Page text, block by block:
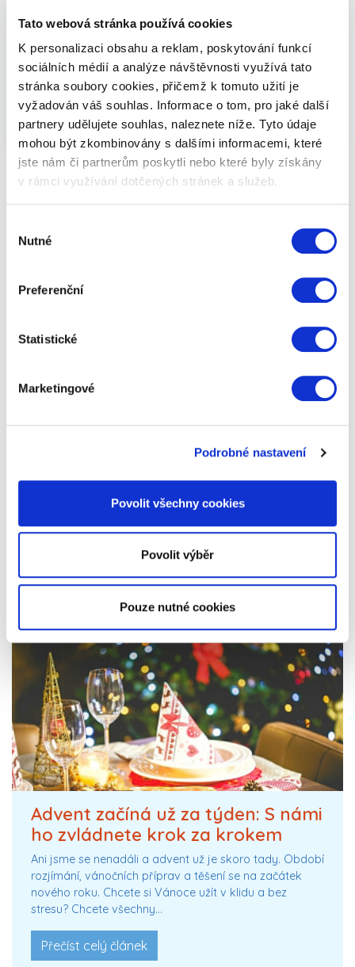
Tato webová stránka používá cookies
K personalizaci obsahu a reklam, poskytování funkcí
sociálních médií a analýze návštěvnosti využívá tato
stránka soubory cookies, přičemž k tomuto užití je
vyžadován váš souhlas. Informace o tom, pro jaké další
partnery udělujete souhlas, naleznete níže. Tyto údaje
mohou být zkombinovány s dalšími informacemi, které
jste nám či partnerům poskytli nebo které byly získány
v rámci využívání dotčených stránek a služeb.
souhlasu
Nutné
Preferenční
Statistické
Marketingové
Podrobné nastavení
Povolit všechny cookies
Povolit výběr
Pouze nutné cookies
Dárkový balíček pro dámy
499 Kč Zobrazit
jejich výroby! Poradíme, komu jaký vlastnoruční
Přečíst celý článek
Advent začíná už za týden: S námi
ho zvládnete krok za krokem
Ani jsme se nenadáli a advent už je skoro tady. Období
rozjímání, vánočních příprav a těšení se na začátek
nového roku. Chcete si Vánoce užít v klidu a bez
stresu? Chcete všechny…
Přečíst celý článek